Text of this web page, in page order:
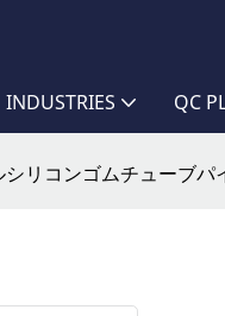
INDUSTRIES QC
リコンゴムチューブ